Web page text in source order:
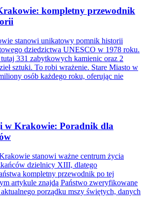
kompletny przewodnik
stanowi unikatowy pomnik historii
dziedzictwa UNESCO w 1978 roku.
331 zabytkowych kamienic oraz 2
sztuki. To robi wrażenie. Stare Miasto w
osób każdego roku, oferując nie
w Krakowie: Poradnik dla
stanowi ważne centrum życia
dzielnicy XIII, dlatego
kompletny przewodnik po tej
artykule znajdą Państwo zweryfikowane
porządku mszy świętych, danych